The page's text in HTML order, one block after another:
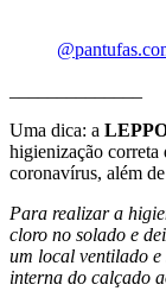
Uma dica: a
higienização correta
coronavírus, além
Para realizar a
cloro no solado e
um local ventilado e
interna do calçado